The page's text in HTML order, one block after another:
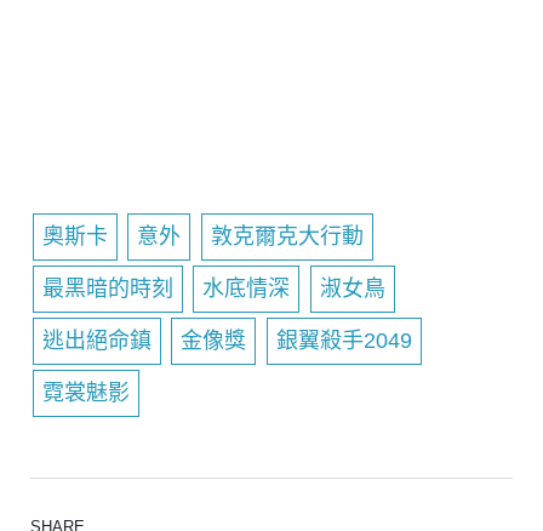
奧斯卡 意外 敦克爾克大行動
最黑暗的時刻 水底情深 淑女鳥
逃出絕命鎮 金像獎 銀翼殺手2049
霓裳魅影
SHARE.